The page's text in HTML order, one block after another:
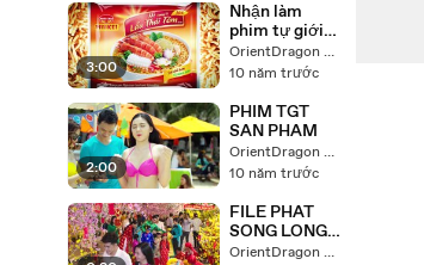
3:00
Nhận làm
phim tự giới
thiệu, phim tự
giới
Colusa
OrientDragon Production
10 năm trước
2:00
PHIM TGT
SAN PHAM
OrientDragon Production
10 năm trước
FILE PHAT
SONG LONG
HAI TET
OrientDragon Production